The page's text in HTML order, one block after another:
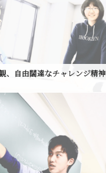
、自由闊達なチャレンジ精神